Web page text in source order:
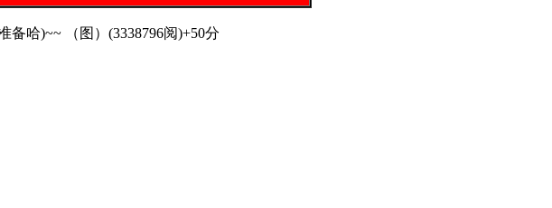
备哈)~~ （图）(3338796阅)+50分